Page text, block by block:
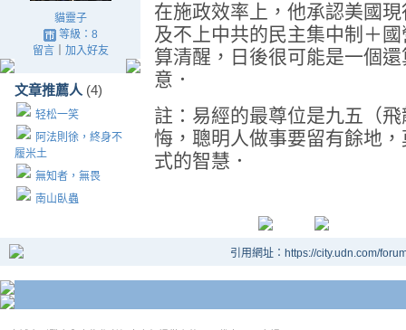
貓靈子
等級：8
留言｜ 加入好友
文章推薦人 (4)
轻松一笑
阿法則徐，終身不
履米土
無知者，無畏
南山臥蟲
在施政效率上，他承認美國
及不上中共的民主集中制＋
算清醒，日後很可能是一個
意．
註：易經的最尊位是九五（
悔，聰明人做事要留有餘地
式的智慧．
引用網址：https://city.udn.com/